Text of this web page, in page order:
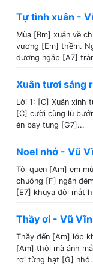
Tự tình xuân -
Mùa [Bm] xuân về
vương [Em] thềm.
dương ngập [A7]
Xuân tươi sáng
Lời 1: [C] Xuân xinh
[C] cười cùng lũ
én bay tung [G7]...
Noel nhớ - Vũ
Tôi quen [Am] em
chuông [F] ngân
[E7] khuya đôi mắt
Thầy ơi - Vũ
Thầy đến [Am] lớp
[Am] thôi mà ánh
rơi từng hạt [G]